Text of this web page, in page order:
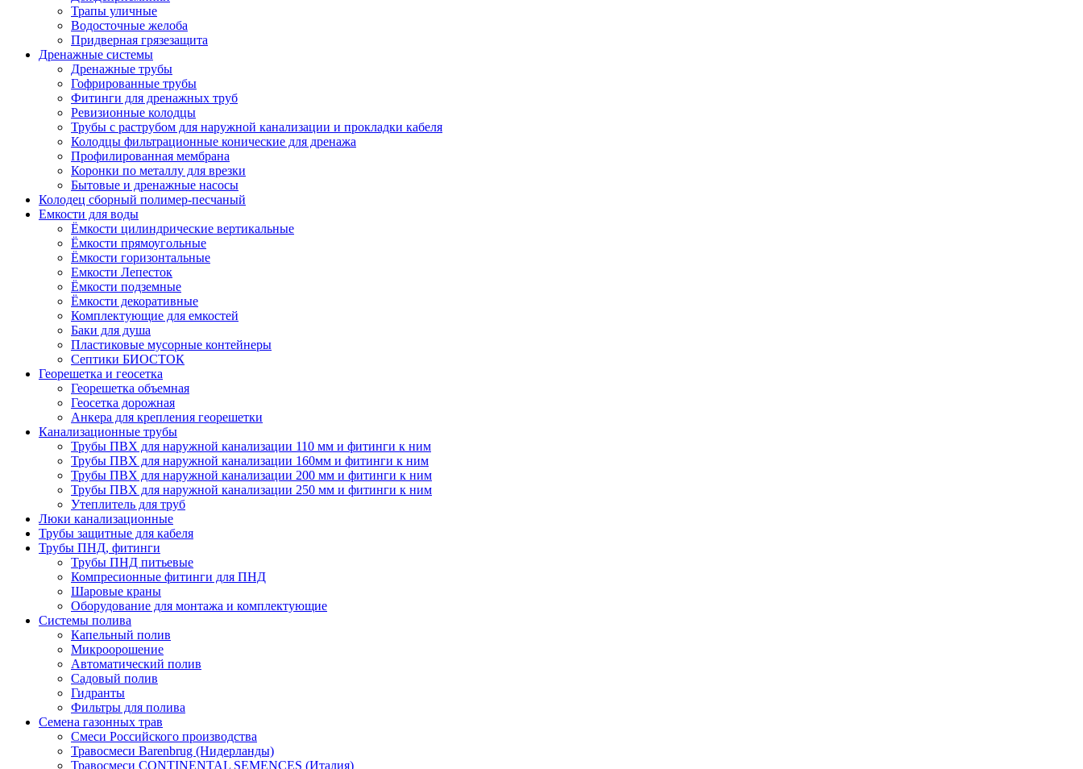
Трапы уличные
Водосточные желоба
Придверная грязезащита
Дренажные системы
Дренажные трубы
Гофрированные трубы
Фитинги для дренажных труб
Ревизионные колодцы
Трубы с раструбом для наружной канализации и прокладки кабеля
Колодцы фильтрационные конические для дренажа
Профилированная мембрана
Коронки по металлу для врезки
Бытовые и дренажные насосы
Колодец сборный полимер-песчаный
Емкости для воды
Ёмкости цилиндрические вертикальные
Ёмкости прямоугольные
Ёмкости горизонтальные
Емкости Лепесток
Ёмкости подземные
Ёмкости декоративные
Комплектующие для емкостей
Баки для душа
Пластиковые мусорные контейнеры
Септики БИОСТОК
Георешетка и геосетка
Георешетка объемная
Геосетка дорожная
Анкера для крепления георешетки
Канализационные трубы
Трубы ПВХ для наружной канализации 110 мм и фитинги к ним
Трубы ПВХ для наружной канализации 160мм и фитинги к ним
Трубы ПВХ для наружной канализации 200 мм и фитинги к ним
Трубы ПВХ для наружной канализации 250 мм и фитинги к ним
Утеплитель для труб
Люки канализационные
Трубы защитные для кабеля
Трубы ПНД, фитинги
Трубы ПНД питьевые
Компресионные фитинги для ПНД
Шаровые краны
Оборудование для монтажа и комплектующие
Системы полива
Капельный полив
Микроорошение
Автоматический полив
Садовый полив
Гидранты
Фильтры для полива
Семена газонных трав
Смеси Российского производства
Травосмеси Barenbrug (Нидерланды)
Травосмеси CONTINENTAL SEMENCES (Италия)